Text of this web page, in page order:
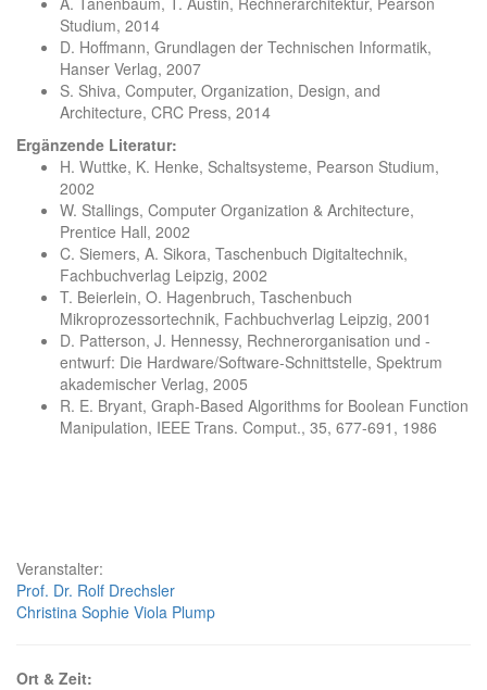
Studium, 2014
D. Hoffmann, Grundlagen der Technischen Informatik,
Hanser Verlag, 2007
S. Shiva, Computer, Organization, Design, and
Architecture, CRC Press, 2014
Ergänzende Literatur:
H. Wuttke, K. Henke, Schaltsysteme, Pearson Studium,
2002
W. Stallings, Computer Organization & Architecture,
Prentice Hall, 2002
C. Siemers, A. Sikora, Taschenbuch Digitaltechnik,
Fachbuchverlag Leipzig, 2002
T. Beierlein, O. Hagenbruch, Taschenbuch
Mikroprozessortechnik, Fachbuchverlag Leipzig, 2001
D. Patterson, J. Hennessy, Rechnerorganisation und -
entwurf: Die Hardware/Software-Schnittstelle, Spektrum
akademischer Verlag, 2005
R. E. Bryant, Graph-Based Algorithms for Boolean Function
Manipulation, IEEE Trans. Comput., 35, 677-691, 1986
Veranstalter:
Prof. Dr. Rolf Drechsler
Christina Sophie Viola Plump
Ort & Zeit: